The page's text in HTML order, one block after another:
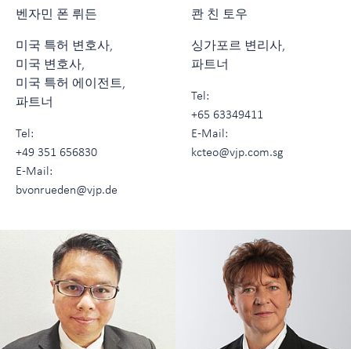
벤자민 폰 뤼든
미국 특허 변호사,
미국 변호사,
미국 특허 에이전트,
파트너
Tel:
+49 351 656830
E-Mail:
bvonrueden@vjp.de
콴 친 토우
싱가포르 변리사,
파트너
Tel:
+65 63349411
E-Mail:
kcteo@vjp.com.sg